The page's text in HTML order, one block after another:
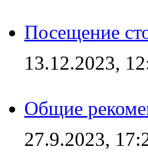
Посещение
13.12.2023,
Общие
27.9.2023,